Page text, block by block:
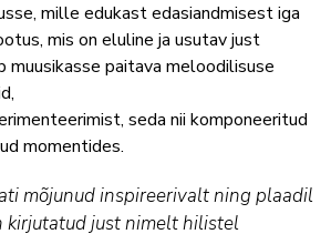
mille edukast edasiandmisest iga
mis on eluline ja usutav just
paitava meloodilisuse
seda nii komponeeritud
momentides.
mõjunud inspireerivalt ning plaadil
kirjutatud just nimelt hilistel